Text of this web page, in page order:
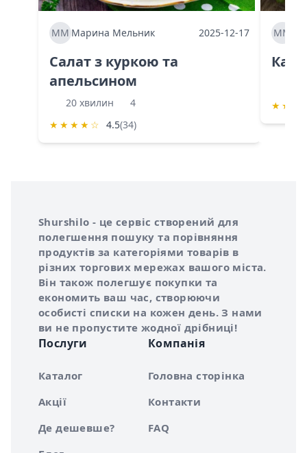
ММ Марина Мельник 2025-12-17
Салат з куркою та
апельсином
20 хвилин
4
★ ★ ★ ★ ☆ 4.5(34)
ММ
★ ★
Про сервіс Shurshilo
Shurshilo - це сервіс створений для
полегшення пошуку та порівняння
продуктів за категоріями товарів в
різних торгових мережах вашого міста.
Він також полегшує покупки та
економить ваш час, створюючи
особисті списки на кожен день. З нами
ви не пропустите жодної дрібниці!
Послуги
Каталог
Акції
Де дешевше?
Компанія
Головна сторінка
Контакти
FAQ